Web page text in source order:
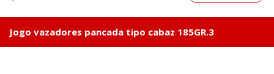
Jogo vazadores pancada tipo cabaz 185GR.3